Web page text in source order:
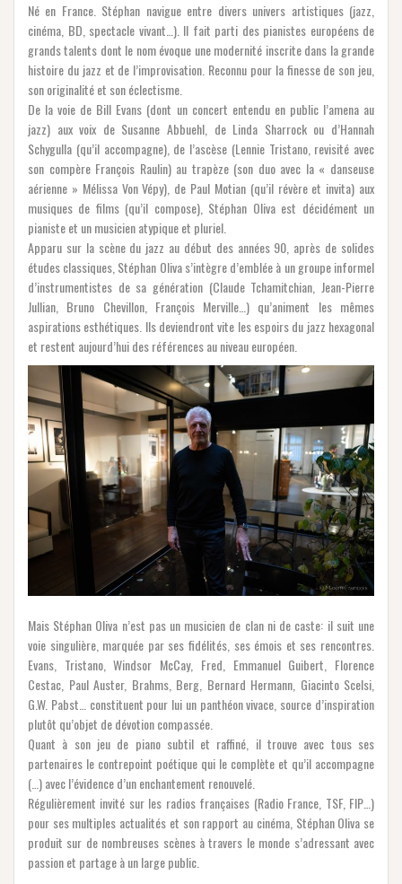
Né en France. Stéphan navigue entre divers univers artistiques (jazz,
cinéma, BD, spectacle vivant…). Il fait parti des pianistes européens de
grands talents dont le nom évoque une modernité inscrite dans la grande
histoire du jazz et de l’improvisation. Reconnu pour la finesse de son jeu,
son originalité et son éclectisme.
De la voie de Bill Evans (dont un concert entendu en public l’amena au
jazz) aux voix de Susanne Abbuehl, de Linda Sharrock ou d’Hannah
Schygulla (qu’il accompagne), de l’ascèse (Lennie Tristano, revisité avec
son compère François Raulin) au trapèze (son duo avec la « danseuse
aérienne » Mélissa Von Vépy), de Paul Motian (qu’il révère et invita) aux
musiques de films (qu’il compose), Stéphan Oliva est décidément un
pianiste et un musicien atypique et pluriel.
Apparu sur la scène du jazz au début des années 90, après de solides
études classiques, Stéphan Oliva s’intègre d’emblée à un groupe informel
d’instrumentistes de sa génération (Claude Tchamitchian, Jean-Pierre
Jullian, Bruno Chevillon, François Merville…) qu’animent les mêmes
aspirations esthétiques. Ils deviendront vite les espoirs du jazz hexagonal
et restent aujourd’hui des références au niveau européen.
Mais Stéphan Oliva n’est pas un musicien de clan ni de caste: il suit une
voie singulière, marquée par ses fidélités, ses émois et ses rencontres.
Evans, Tristano, Windsor McCay, Fred, Emmanuel Guibert, Florence
Cestac, Paul Auster, Brahms, Berg, Bernard Hermann, Giacinto Scelsi,
G.W. Pabst… constituent pour lui un panthéon vivace, source d’inspiration
plutôt qu’objet de dévotion compassée.
Quant à son jeu de piano subtil et raffiné, il trouve avec tous ses
partenaires le contrepoint poétique qui le complète et qu’il accompagne
(…) avec l’évidence d’un enchantement renouvelé.
Régulièrement invité sur les radios françaises (Radio France, TSF, FIP…)
pour ses multiples actualités et son rapport au cinéma, Stéphan Oliva se
produit sur de nombreuses scènes à travers le monde s’adressant avec
passion et partage à un large public.